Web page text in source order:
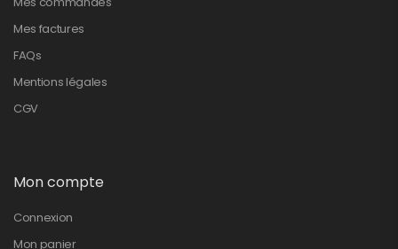
Mes factures
FAQs
Mentions légales
CGV
Mon compte
Connexion
Mon panier